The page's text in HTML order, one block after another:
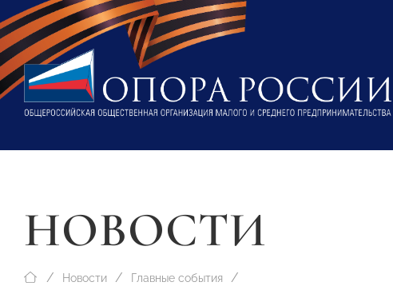
НОВОСТИ
Новости Главные события